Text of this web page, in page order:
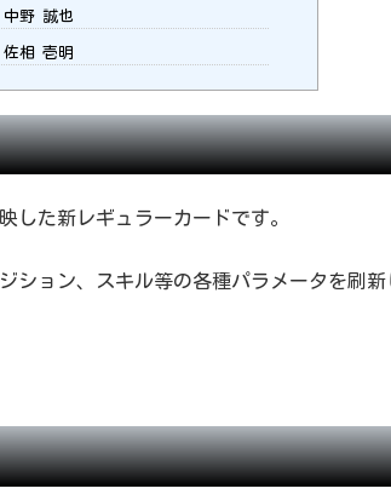
中野 誠也
佐相 壱明
した新レギュラーカードです。
ション、スキル等の各種パラメータを刷